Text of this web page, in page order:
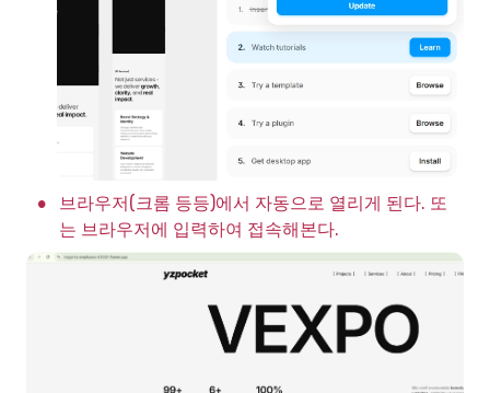
•
브라우저(크롬 등등)에서 자동으로 열리게 된다. 또
는 브라우저에 입력하여 접속해본다.